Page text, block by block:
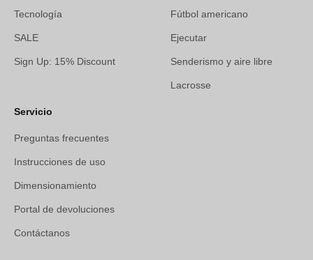
Tecnología
SALE
Sign Up: 15% Discount
Servicio
Preguntas frecuentes
Instrucciones de uso
Dimensionamiento
Portal de devoluciones
Contáctanos
Fútbol americano
Ejecutar
Senderismo y aire libre
Lacrosse